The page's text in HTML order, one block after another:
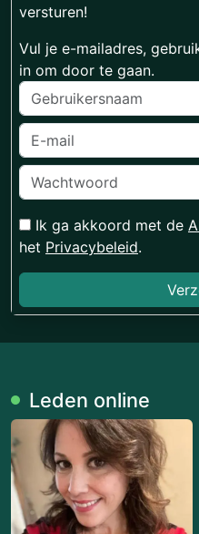
versturen!
Vul je e-mailadres,
in om door te gaan.
Ik ga akkoord met de
het Privacybeleid.
Leden online